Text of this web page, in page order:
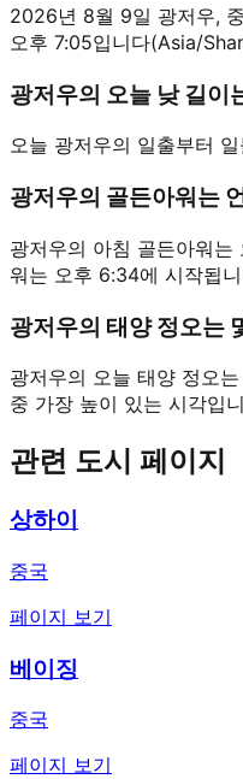
2026년 8월 9일 광저우,
오후 7:05입니다(Asia/
광저우의 오늘 낮 길이
오늘 광저우의 일출부터
광저우의 골든아워는
광저우의 아침 골든아워
워는 오후 6:34에 시작됩
광저우의 태양 정오는
광저우의 오늘 태양 정오
중 가장 높이 있는 시각입
관련 도시 페이지
상하이
중국
페이지 보기
베이징
중국
페이지 보기